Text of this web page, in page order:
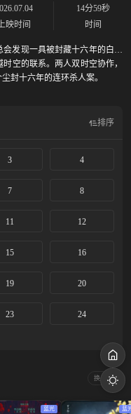
映时间
14分59秒
时间
会发现一具被封藏十六年的白骨
空的联系。两人双时空协作，
封十六年的连环杀人案。
排序
3 4
7 8
11 12
15 16
19 20
23 24
换一换
蓝光 蓝